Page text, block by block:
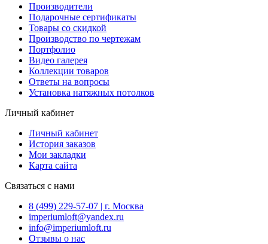
Производители
Подарочные сертификаты
Товары со скидкой
Производство по чертежам
Портфолио
Видео галерея
Коллекции товаров
Ответы на вопросы
Установка натяжных потолков
Личный кабинет
Личный кабинет
История заказов
Мои закладки
Карта сайта
Связаться с нами
8 (499) 229-57-07 | г. Москва
imperiumloft@yandex.ru
info@imperiumloft.ru
Отзывы о нас